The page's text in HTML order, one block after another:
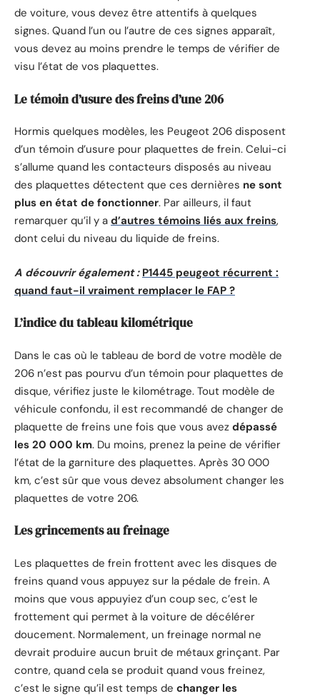
de voiture, vous devez être attentifs à quelques
signes. Quand l’un ou l’autre de ces signes apparaît,
vous devez au moins prendre le temps de vérifier de
visu l’état de vos plaquettes.
Le témoin d’usure des freins d’une 206
Hormis quelques modèles, les Peugeot 206 disposent
d’un témoin d’usure pour plaquettes de frein. Celui-ci
s’allume quand les contacteurs disposés au niveau
des plaquettes détectent que ces dernières ne sont
plus en état de fonctionner. Par ailleurs, il faut
remarquer qu’il y a d’autres témoins liés aux freins,
dont celui du niveau du liquide de freins.
A découvrir également : P1445 peugeot récurrent :
quand faut-il vraiment remplacer le FAP ?
L’indice du tableau kilométrique
Dans le cas où le tableau de bord de votre modèle de
206 n’est pas pourvu d’un témoin pour plaquettes de
disque, vérifiez juste le kilométrage. Tout modèle de
véhicule confondu, il est recommandé de changer de
plaquette de freins une fois que vous avez dépassé
les 20 000 km. Du moins, prenez la peine de vérifier
l’état de la garniture des plaquettes. Après 30 000
km, c’est sûr que vous devez absolument changer les
plaquettes de votre 206.
Les grincements au freinage
Les plaquettes de frein frottent avec les disques de
freins quand vous appuyez sur la pédale de frein. A
moins que vous appuyiez d’un coup sec, c’est le
frottement qui permet à la voiture de décélérer
doucement. Normalement, un freinage normal ne
devrait produire aucun bruit de métaux grinçant. Par
contre, quand cela se produit quand vous freinez,
c’est le signe qu’il est temps de changer les